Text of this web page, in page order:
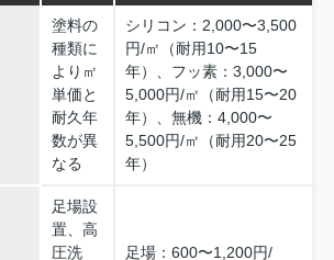
塗料の
種類に
より㎡
単価と
耐久年
数が異
なる
シリコン：2,000〜3,500
円/㎡（耐用10〜15
年）、フッ素：3,000〜
5,000円/㎡（耐用15〜20
年）、無機：4,000〜
5,500円/㎡（耐用20〜25
年）
足場設
置、高
圧洗
足場：600〜1,200円/